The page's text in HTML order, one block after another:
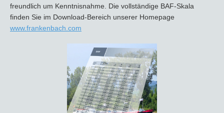
freundlich um Kenntnisnahme. Die vollständige BAF-Skala
finden Sie im Download-Bereich unserer Homepage
www.frankenbach.com